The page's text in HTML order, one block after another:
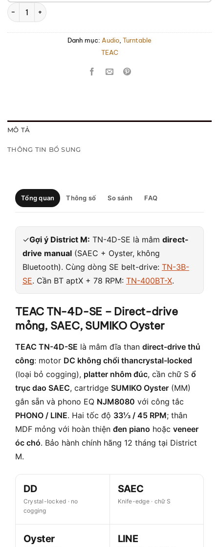
TEAC TN-4D-SE số lượng
Danh mục: Audio Turntable
TEAC
MÔ TẢ
THÔNG TIN BỔ SUNG
Tổng quan Thông số So sánh FAQ
✓Gợi ý District M: TN-4D-SE là mâm direct-
drive manual (SAEC + Oyster, không
Bluetooth). Cùng dòng SE belt-drive: TN-3B-
SE. Cần BT aptX + 78 RPM: TN-400BT-X.
TEAC TN-4D-SE – Direct-drive
mỏng, SAEC, SUMIKO Oyster
TEAC TN-4D-SE là mâm đĩa than direct-drive thủ
công: motor DC không chổi thancrystal-locked
(loại bỏ cogging), platter nhôm đúc, cần chữ S ổ
trục dao SAEC, cartridge SUMIKO Oyster (MM)
gắn sẵn và phono EQ NJM8080 với công tắc
PHONO / LINE. Hai tốc độ 33⅓ / 45 RPM; thân
MDF mỏng với hoàn thiện đen piano hoặc veneer
óc chó. Bảo hành chính hãng 12 tháng tại District
M.
DD
Crystal-locked · no
cogging
SAEC
Knife-edge · chữ S
Oyster LINE